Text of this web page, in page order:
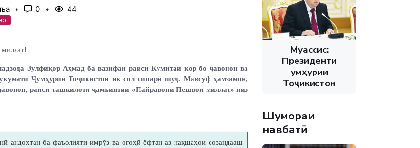
0 44
Зулфиқор Аҳмад ба вазифаи раиси Кумитаи кор бо ҷавонон ва
Ҷумҳурии Тоҷикистон як сол сипарӣ шуд. Мавсуф ҳамзамон,
раиси ташкилоти ҷамъиятии «Пайравони Пешвои миллат» низ
андохтан ба фаъолияти имрӯз ва огоҳӣ ёфтан аз нақшаҳои созандааш
Муассис:
Президенти
Ҷумҳурии
Тоҷикистон
Шумораи
навбатӣ